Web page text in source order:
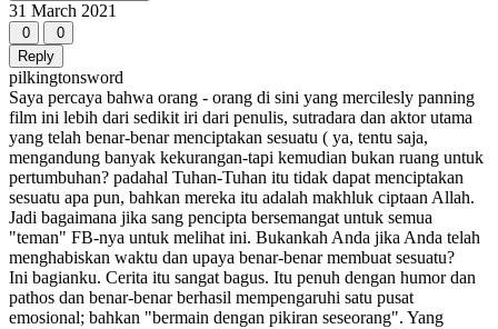
31 March 2021
0
0
Reply
pilkingtonsword
Saya percaya bahwa orang - orang di sini yang mercilesly panning
film ini lebih dari sedikit iri dari penulis, sutradara dan aktor utama
yang telah benar-benar menciptakan sesuatu ( ya, tentu saja,
mengandung banyak kekurangan-tapi kemudian bukan ruang untuk
pertumbuhan? padahal Tuhan-Tuhan itu tidak dapat menciptakan
sesuatu apa pun, bahkan mereka itu adalah makhluk ciptaan Allah.
Jadi bagaimana jika sang pencipta bersemangat untuk semua
"teman" FB-nya untuk melihat ini. Bukankah Anda jika Anda telah
menghabiskan waktu dan upaya benar-benar membuat sesuatu?
Ini bagianku. Cerita itu sangat bagus. Itu penuh dengan humor dan
pathos dan benar-benar berhasil mempengaruhi satu pusat
emosional; bahkan "bermain dengan pikiran seseorang". Yang